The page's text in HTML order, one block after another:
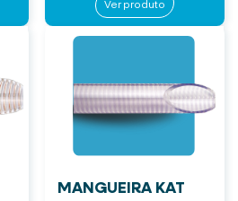
Ver produto
MANGUEIRA KAT